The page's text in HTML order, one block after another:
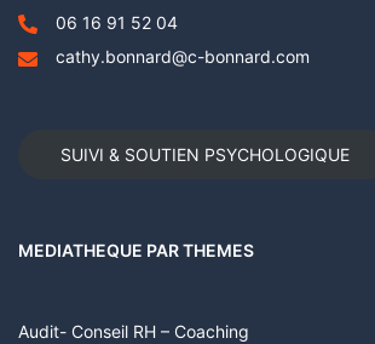
06 16 91 52 04
cathy.bonnard@c-bonnard.com
SUIVI & SOUTIEN PSYCHOLOGIQUE
MEDIATHEQUE PAR THEMES
Audit- Conseil RH – Coaching